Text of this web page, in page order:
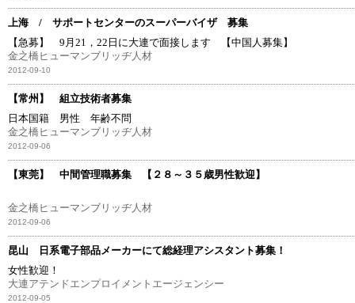
上海 / サポートセンターのスーパーバイザ 募集
【急募】 9月21，22日に大連で面接します 【中国人募集】
金之橋ヒューマンブリッヂ人材
2012-09-10
【常州】 組立技術者募集
日本国籍 男性 年齢不問
金之橋ヒューマンブリッヂ人材
2012-09-06
【東莞】 中間管理職募集 【２８～３５歳男性歓迎】
金之橋ヒューマンブリッヂ人材
2012-09-06
昆山 日系電子部品メーカーにて総経理アシスタント募集！
女性歓迎！
大連アテンドエンプロイメントエージェンシー
2012-09-05